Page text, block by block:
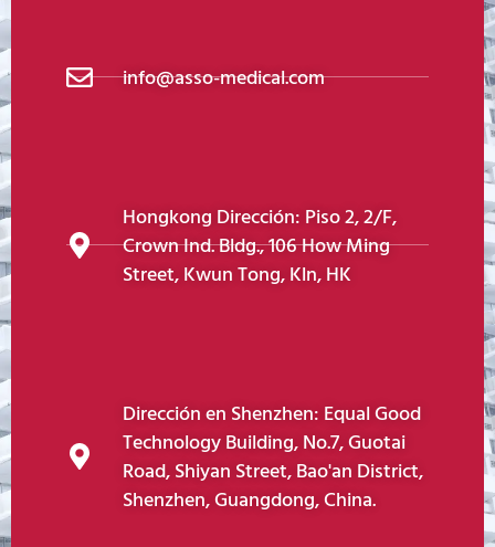
info@asso-medical.com
Hongkong Dirección: Piso 2, 2/F,
Crown Ind. Bldg., 106 How Ming
Street, Kwun Tong, Kln, HK
Dirección en Shenzhen: Equal Good
Technology Building, No.7, Guotai
Road, Shiyan Street, Bao'an District,
Shenzhen, Guangdong, China.